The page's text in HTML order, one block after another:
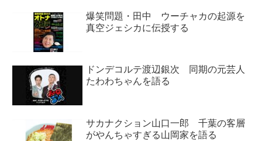
爆笑問題・田中 ウーチャカの起源を
真空ジェシカに伝授する
ドンデコルテ渡辺銀次 同期の元芸人
たわわちゃんを語る
サカナクション山口一郎 千葉の客層
がやんちゃすぎる山岡家を語る